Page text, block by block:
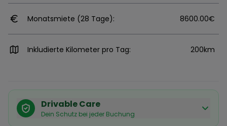
Monatsmiete (28 Tage): 8600.00€
Inkludierte Kilometer pro Tag: 200km
Drivable Care
Dein Schutz bei jeder Buchung